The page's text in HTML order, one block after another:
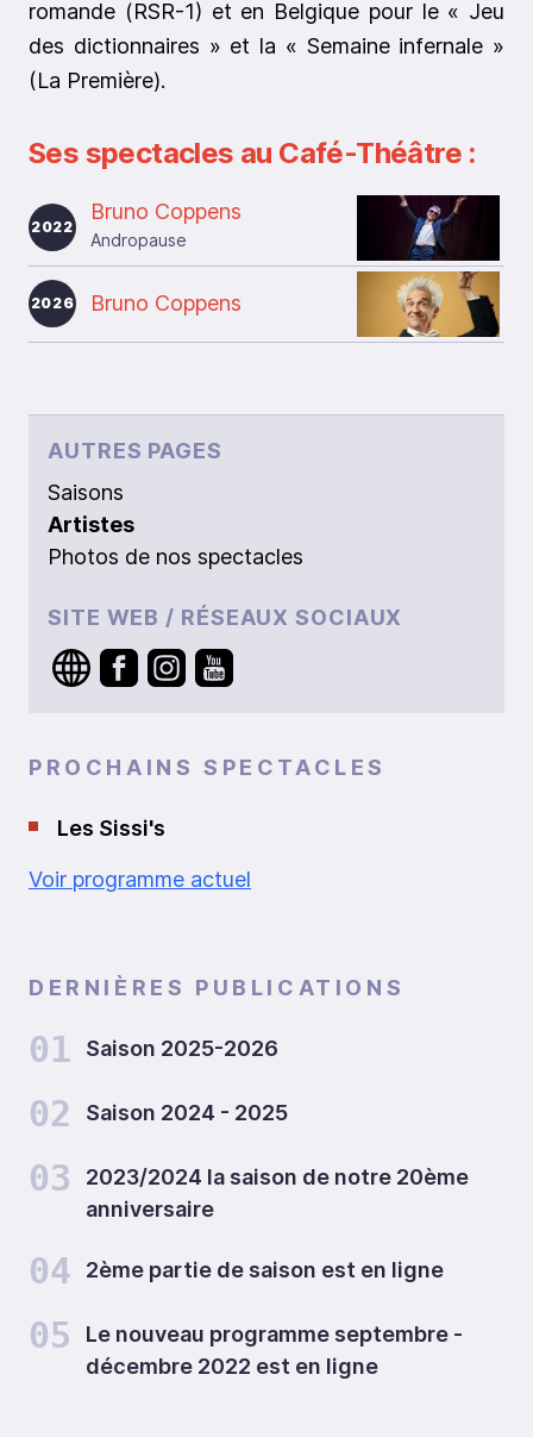
romande (RSR-1) et en Belgique pour le « Jeu
des dictionnaires » et la « Semaine infernale »
(La Première).
Ses spectacles au Café-Théâtre :
2022
Bruno Coppens
Andropause
2026 Bruno Coppens
AUTRES PAGES
Saisons
Artistes
Photos de nos spectacles
SITE WEB / RÉSEAUX SOCIAUX
PROCHAINS SPECTACLES
Les Sissi's
Voir programme actuel
DERNIÈRES PUBLICATIONS
01 Saison 2025-2026
02 Saison 2024 - 2025
03
2023/2024 la saison de notre 20ème
anniversaire
04 2ème partie de saison est en ligne
05
Le nouveau programme septembre -
décembre 2022 est en ligne